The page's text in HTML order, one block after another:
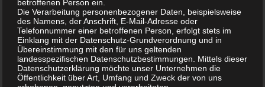
Oxidation
HygieneThemen 24. Juni 2021 chefadministrator
Was ist eigentlich eine Oxidation?
betroffenen Person ein.
Die Verarbeitung personenbezogener Daten, beispielsweise
des Namens, der Anschrift, E-Mail-Adresse oder
Telefonnummer einer betroffenen Person, erfolgt stets im
Einklang mit der Datenschutz-Grundverordnung und in
Übereinstimmung mit den für uns geltenden
landesspezifischen Datenschutzbestimmungen. Mittels dieser
Datenschutzerklärung möchte unser Unternehmen die
Öffentlichkeit über Art, Umfang und Zweck der von uns